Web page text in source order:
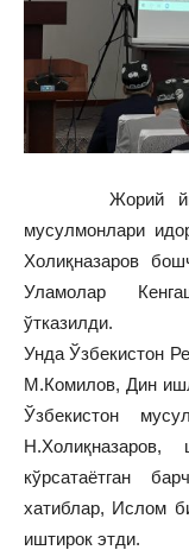
Жорий
мусулмонлари
Холиқназаров
Уламолар
ўтказилди.
Унда Ўзбекистон
М.Комилов, Дин
Ўзбекистон
Н.Холиқназаров,
кўрсатаётган
хатиблар, Ислом
иштирок этди.